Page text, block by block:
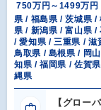
750万円～1499万円
県 / 福島県 / 茨城県 /
県 / 新潟県 / 富山県 /
/ 愛知県 / 三重県 / 滋
鳥取県 / 島根県 / 岡
知県 / 福岡県 / 佐賀
縄県
【グロー